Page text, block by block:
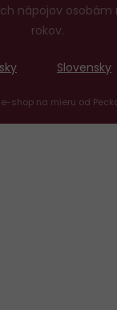
nápojov osobám
rokov.
Slovensky
e-shop na mieru od